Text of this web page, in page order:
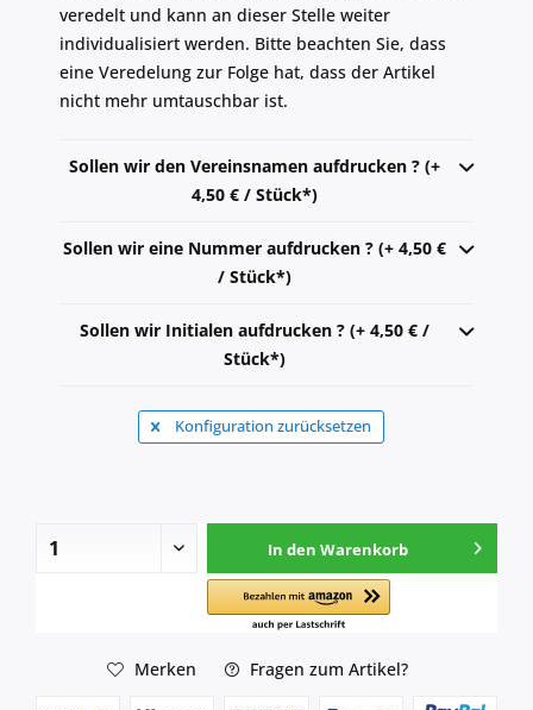
veredelt und kann an dieser Stelle weiter
individualisiert werden. Bitte beachten Sie, dass
eine Veredelung zur Folge hat, dass der Artikel
nicht mehr umtauschbar ist.
Sollen wir den Vereinsnamen aufdrucken ? (+
4,50 € / Stück*)
Sollen wir eine Nummer aufdrucken ? (+ 4,50 €
/ Stück*)
Sollen wir Initialen aufdrucken ? (+ 4,50 € /
Stück*)
Konfiguration zurücksetzen
In den Warenkorb
Merken Fragen zum Artikel?